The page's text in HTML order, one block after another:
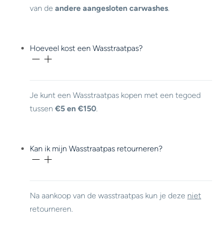
van de andere aangesloten carwashes
Hoeveel kost een Wasstraatpas?
Je kunt een Wasstraatpas kopen met een tegoed
tussen €5 en €150
Kan ik mijn Wasstraatpas retourneren?
Na aankoop van de wasstraatpas kun je deze niet
retourneren.